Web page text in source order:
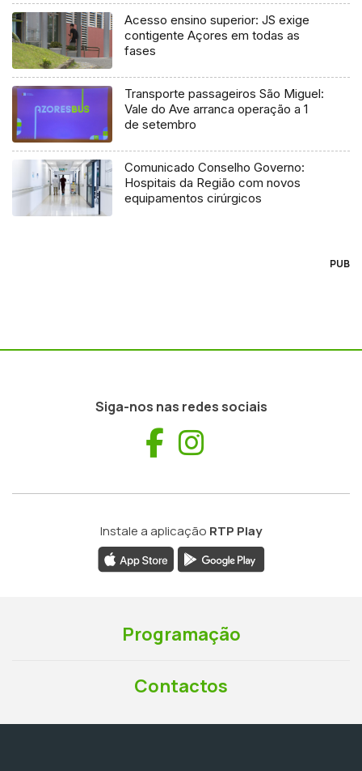
Acesso ensino superior: JS exige
contigente Açores em todas as
fases
Transporte passageiros São Miguel:
Vale do Ave arranca operação a 1
de setembro
Comunicado Conselho Governo:
Hospitais da Região com novos
equipamentos cirúrgicos
PUB
Siga-nos nas redes sociais
Facebook
Instale a aplicação RTP Play
Programação
Contactos